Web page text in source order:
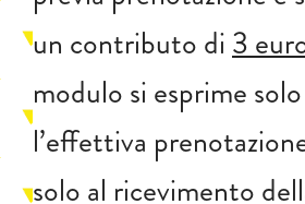
un contributo di3
modulo si esprime
l’effettiva
solo al ricevimento